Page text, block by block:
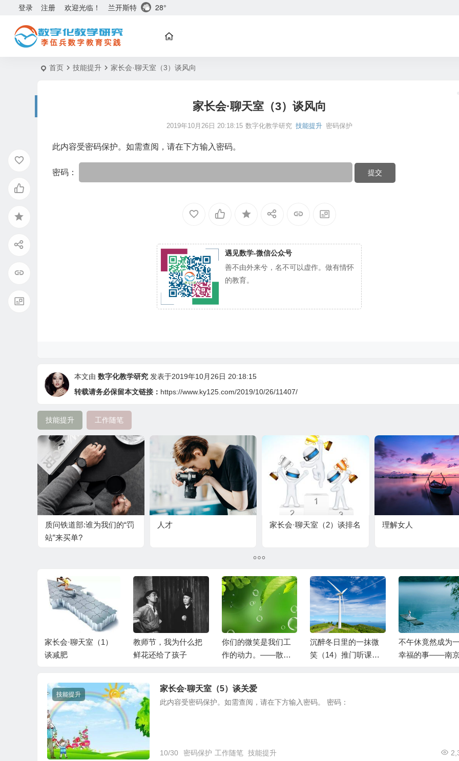
欢迎光临！
登录 注册 兰开斯特 28°
首页 技能提升 家长会·聊天室（3）谈风向
家长会·聊天室（3）谈风向
2019年10月26日 20:18:15 数字化教学研究 技能提升 密码保护
此内容受密码保护。如需查阅，请在下方输入密码。
密码：
遇见数学-微信公众号
善不由外来兮，名不可以虚作。做有情怀
的教育。
本文由 数字化教学研究 发表于2019年10月26日 20:18:15
转载请务必保留本文链接： https://www.ky125.com/2019/10/26/11407/
技能提升 工作随笔
质问铁道部:谁为我们的“罚
站”来买单?
人才 家长会·聊天室（2）谈排名 理解女人
家长会·聊天室（1）
谈减肥
教师节，我为什么把
鲜花还给了孩子
你们的微笑是我们工
作的动力。——散学
沉醉冬日里的一抹微
笑（14）推门听课何
不午休竟然成为
幸福的事——南
技能提升
家长会·聊天室（5）谈关爱
此内容受密码保护。如需查阅，请在下方输入密码。 密码：
10/30 密码保护 工作随笔 技能提升